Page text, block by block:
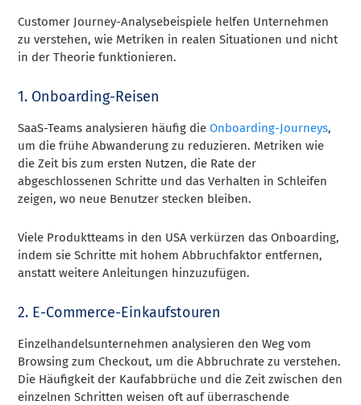
Customer Journey-Analysebeispiele helfen Unternehmen
zu verstehen, wie Metriken in realen Situationen und nicht
in der Theorie funktionieren.
1. Onboarding-Reisen
SaaS-Teams analysieren häufig dieOnboarding-Journeys,
um die frühe Abwanderung zu reduzieren. Metriken wie
die Zeit bis zum ersten Nutzen, die Rate der
abgeschlossenen Schritte und das Verhalten in Schleifen
zeigen, wo neue Benutzer stecken bleiben.
Viele Produktteams in den USA verkürzen das Onboarding,
indem sie Schritte mit hohem Abbruchfaktor entfernen,
anstatt weitere Anleitungen hinzuzufügen.
2. E-Commerce-Einkaufstouren
Einzelhandelsunternehmen analysieren den Weg vom
Browsing zum Checkout, um die Abbruchrate zu verstehen.
Die Häufigkeit der Kaufabbrüche und die Zeit zwischen den
einzelnen Schritten weisen oft auf überraschende